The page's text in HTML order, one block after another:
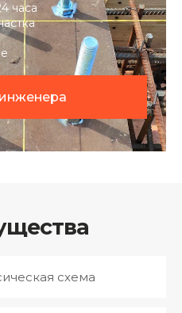
часа
схема